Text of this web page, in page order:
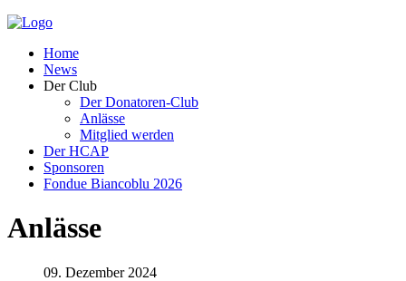
Home
News
Der Club
Der Donatoren-Club
Anlässe
Mitglied werden
Der HCAP
Sponsoren
Fondue Biancoblu 2026
Anlässe
09. Dezember 2024